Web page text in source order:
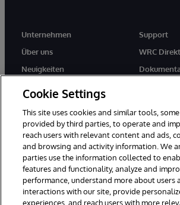
Unternehmen
Über uns
Neuigkeiten
Support
WRC Direkt
© 1996-2026 InterSystems Corporation, Boston,
vorbehalten.
Cookie Settings
This site uses cookies and similar tools,
provided by third parties, to operate and
reach users with relevant content and ads,
and browsing and activity information. We
parties use the information collected to
features and functionality, analyze and
performance, understand more about users
interactions with our site, provide
experiences, and reach users with more